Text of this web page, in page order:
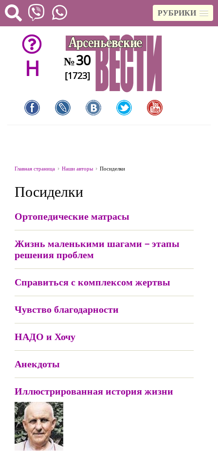
РУБРИКИ
H №30
[1723]
Главная страница Наши авторы Посиделки
Посиделки
Ортопедические матрасы
Жизнь маленькими шагами – этапы
решения проблем
Справиться с комплексом жертвы
Чувство благодарности
НАДО и Хочу
Анекдоты
Иллюстрированная история жизни